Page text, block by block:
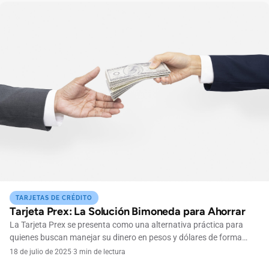
TARJETAS DE CRÉDITO
Tarjeta Prex: La Solución Bimoneda para Ahorrar
La Tarjeta Prex se presenta como una alternativa práctica para
quienes buscan manejar su dinero en pesos y dólares de forma
simple y sin complicaciones. Pensada para el día a día y el ahorro,
18 de julio de 2025·3 min de lectura